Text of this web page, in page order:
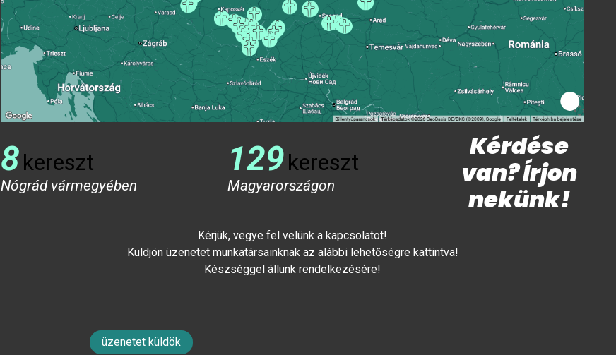
8kereszt
Nógrád vármegyében
129kereszt
Magyarországon
Kérdése
van? Írjon
nekünk!
Kérjük, vegye fel velünk a kapcsolatot!
Küldjön üzenetet munkatársainknak az alábbi lehetőségre kattintva!
Készséggel állunk rendelkezésére!
üzenetet küldök